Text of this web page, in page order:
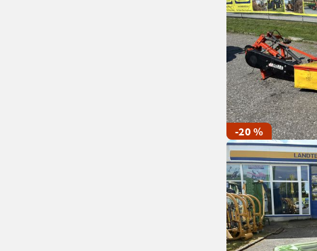
-20 %